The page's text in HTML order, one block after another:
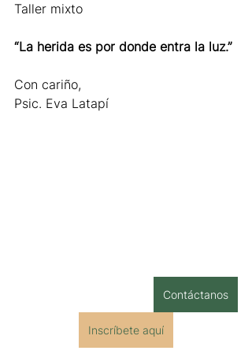
Taller mixto
“La herida es por donde entra la luz.”
Con cariño,
Psic. Eva Latapí
Contáctanos
Inscríbete aquí